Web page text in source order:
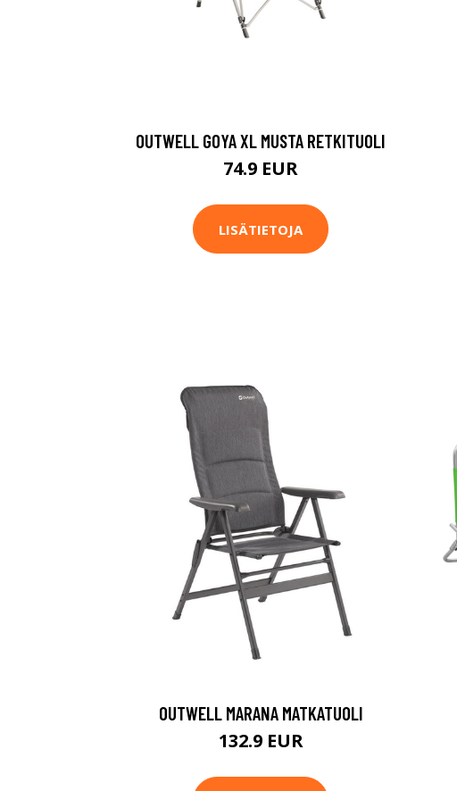
OUTWELL GOYA XL MUSTA RETKITUOLI
74.9 EUR
LISÄTIETOJA
OUTWELL MARANA MATKATUOLI
132.9 EUR